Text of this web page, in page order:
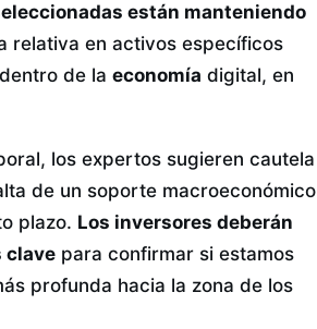
están manteniendo
relativa en activos específicos
de la economía digital, en
los expertos sugieren cautela
de un soporte macroeconómico
plazo. Los inversores deberán
clave para confirmar si estamos
profunda hacia la zona de los